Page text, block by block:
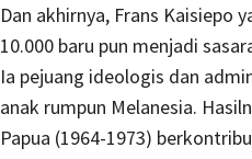
Dan akhirnya, Frans Kaisiepo
10.000 baru pun menjadi
Ia pejuang ideologis dan
anak rumpun Melanesia.
Papua (1964-1973)